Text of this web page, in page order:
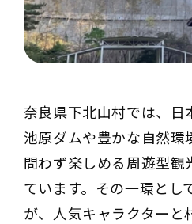
奈良県下北山村では、日
池原ダムや豊かな自然環
問わず楽しめる周遊型観
ています。その一環とし
が、人気キャラクターと